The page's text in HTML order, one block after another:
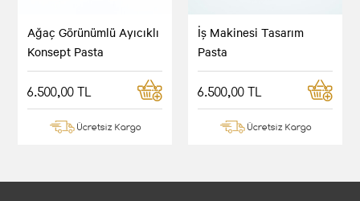
Ağaç Görünümlü Ayıcıklı
Konsept Pasta
6.500,00 TL
Ücretsiz Kargo
İş Makinesi Tasarım
Pasta
6.500,00 TL
Ücretsiz Kargo